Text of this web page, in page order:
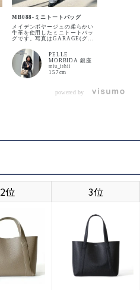
カートに入れる
カートに入れる
入荷お知らせ
MB088-ミニトートバッグ
メイデンボヤージュの柔らかい
牛革を使用したミニトートバッ
グです。写真はGARAGE(グレ
クスで使いやすいフォルムでコ
ンパクトながら機能性にも長け
ています！ぜひ店頭でお手に取
ってご覧ください♡
PELLE
MORBIDA 銀座
miu_ishii
157cm
powered by
2位 3位